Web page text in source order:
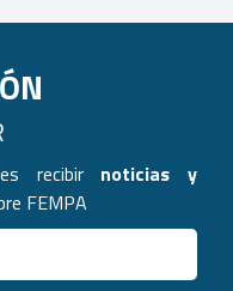
recibir noticias y
FEMPA